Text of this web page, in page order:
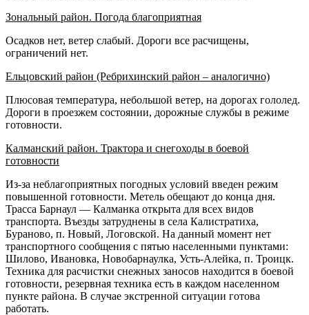
Зональный район. Погода благоприятная
Осадков нет, ветер слабый. Дороги все расчищены,
ограничений нет.
Ельцовский район (Ребрихинский район – аналогично)
Плюсовая температура, небольшой ветер, на дорогах гололед.
Дороги в проезжем состоянии, дорожные службы в режиме
готовности.
Калманский район. Трактора и снегоходы в боевой
готовности
Из-за неблагоприятных погодных условий введен режим
повышенной готовности. Метель обещают до конца дня.
Трасса Барнаул — Калманка открыта для всех видов
транспорта. Въезды затруднены в села Калистратиха,
Бураново, п. Новый, Логовской. На данный момент нет
транспортного сообщения с пятью населенными пунктами:
Шилово, Ивановка, Новобарнаулка, Усть-Алейка, п. Троицк.
Техника для расчистки снежных заносов находится в боевой
готовности, резервная техника есть в каждом населенном
пункте района. В случае экстренной ситуации готова
работать.